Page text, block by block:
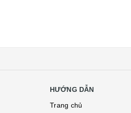
HƯỚNG DẪN
Trang chủ